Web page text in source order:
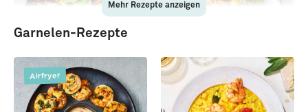
Fitnessbowl mit Lachs-
Fruchtiger Sommersalat
Mehr Rezepte anzeigen
Garnelen-Rezepte
Airfryer